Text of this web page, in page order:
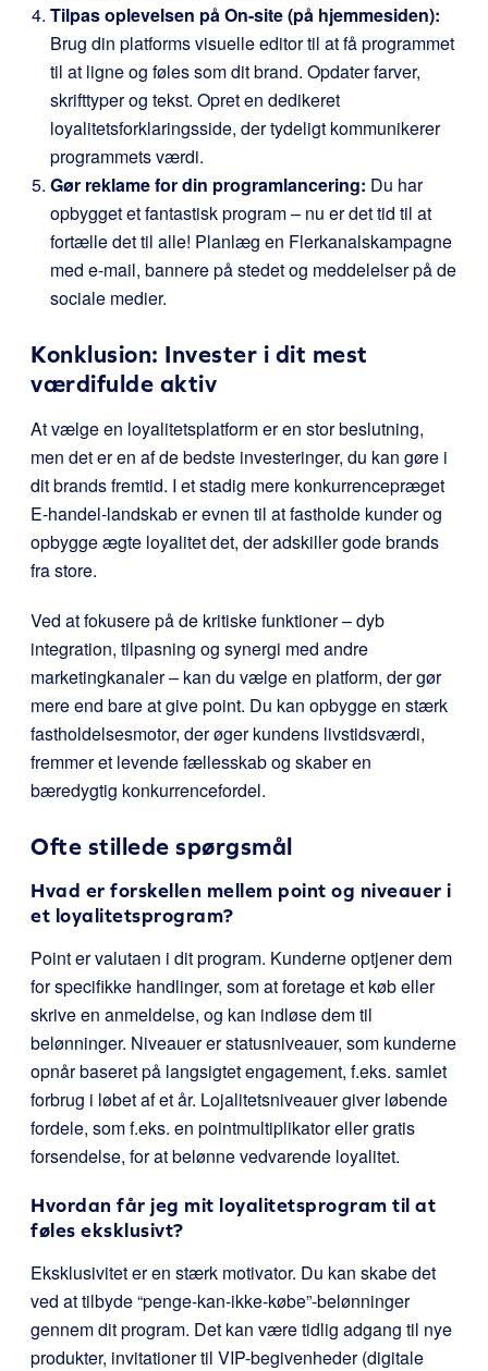
Tilpas oplevelsen på On-site (på hjemmesiden):
Brug din platforms visuelle editor til at få programmet
til at ligne og føles som dit brand. Opdater farver,
skrifttyper og tekst. Opret en dedikeret
loyalitetsforklaringsside, der tydeligt kommunikerer
programmets værdi.
Gør reklame for din programlancering: Du har
opbygget et fantastisk program – nu er det tid til at
fortælle det til alle! Planlæg en Flerkanalskampagne
med e-mail, bannere på stedet og meddelelser på de
sociale medier.
Konklusion: Invester i dit mest
værdifulde aktiv
At vælge en loyalitetsplatform er en stor beslutning,
men det er en af de bedste investeringer, du kan gøre i
dit brands fremtid. I et stadig mere konkurrencepræget
E-handel-landskab er evnen til at fastholde kunder og
opbygge ægte loyalitet det, der adskiller gode brands
fra store.
Ved at fokusere på de kritiske funktioner – dyb
integration, tilpasning og synergi med andre
marketingkanaler – kan du vælge en platform, der gør
mere end bare at give point. Du kan opbygge en stærk
fastholdelsesmotor, der øger kundens livstidsværdi,
fremmer et levende fællesskab og skaber en
bæredygtig konkurrencefordel.
Ofte stillede spørgsmål
Hvad er forskellen mellem point og niveauer i
et loyalitetsprogram?
Point er valutaen i dit program. Kunderne optjener dem
for specifikke handlinger, som at foretage et køb eller
skrive en anmeldelse, og kan indløse dem til
belønninger. Niveauer er statusniveauer, som kunderne
opnår baseret på langsigtet engagement, f.eks. samlet
forbrug i løbet af et år. Lojalitetsniveauer giver løbende
fordele, som f.eks. en pointmultiplikator eller gratis
forsendelse, for at belønne vedvarende loyalitet.
Hvordan får jeg mit loyalitetsprogram til at
føles eksklusivt?
Eksklusivitet er en stærk motivator. Du kan skabe det
ved at tilbyde “penge-kan-ikke-købe”-belønninger
gennem dit program. Det kan være tidlig adgang til nye
produkter, invitationer til VIP-begivenheder (digitale